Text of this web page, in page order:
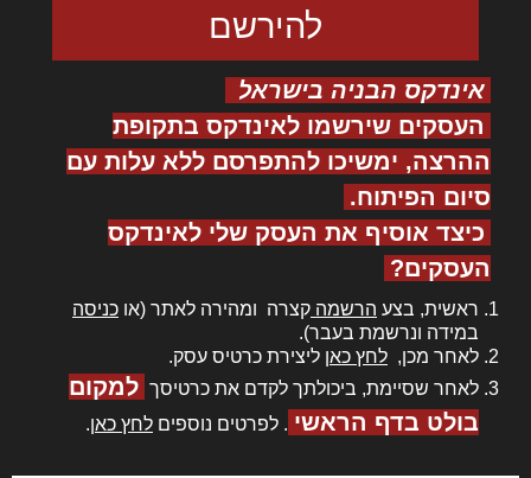
אינדקס הבניה בישראל
העסקים שירשמו לאינדקס בתקופת
ההרצה, ימשיכו להתפרסם ללא עלות עם
סיום הפיתוח.
כיצד אוסיף את העסק שלי לאינדקס
העסקים?
ראשית, בצע הרשמה קצרה ומהירה לאתר (או כניסה
במידה ונרשמת בעבר).
לאחר מכן, לחץ כאן ליצירת כרטיס עסק.
לאחר שסיימת, ביכולתך לקדם את כרטיסך למקום
בולט בדף הראשי . לפרטים נוספים לחץ כאן.